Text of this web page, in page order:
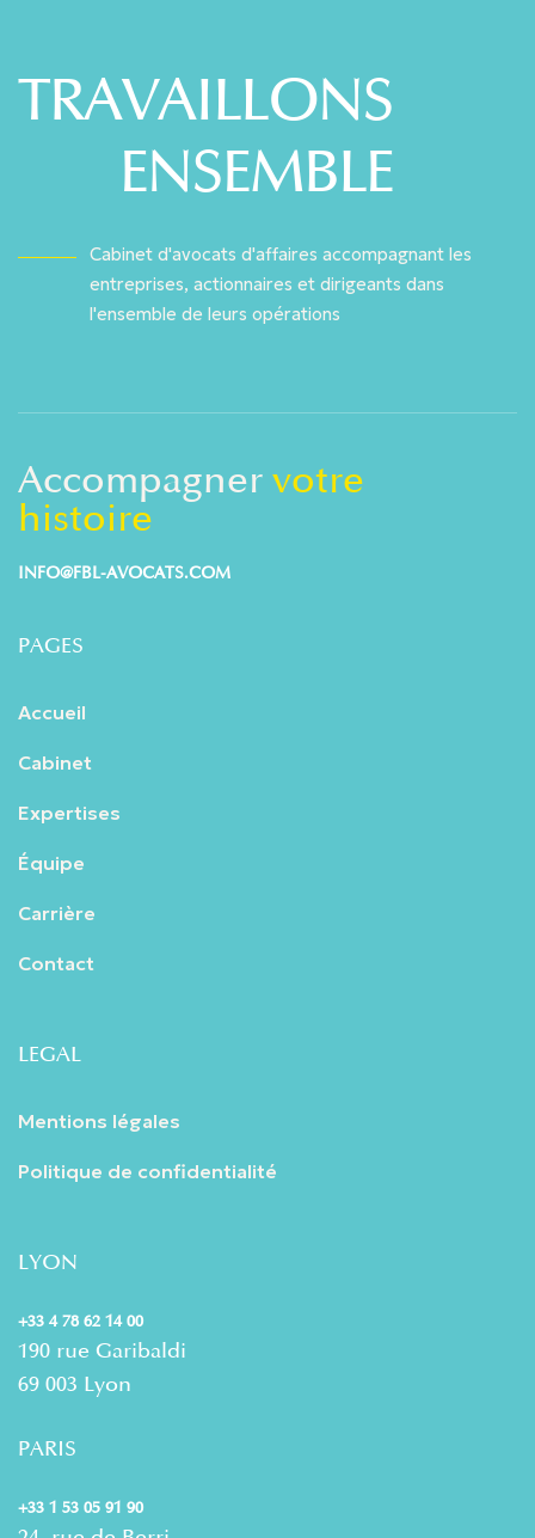
TRAVAILLONS
ENSEMBLE
Cabinet d'avocats d'affaires accompagnant les
entreprises, actionnaires et dirigeants dans
l'ensemble de leurs opérations
Accompagner votre
histoire
INFO@FBL-AVOCATS.COM
PAGES
Accueil
Cabinet
Expertises
Équipe
Carrière
Contact
LEGAL
Mentions légales
Politique de confidentialité
LYON
+33 4 78 62 14 00
190 rue Garibaldi
69 003 Lyon
PARIS
+33 1 53 05 91 90